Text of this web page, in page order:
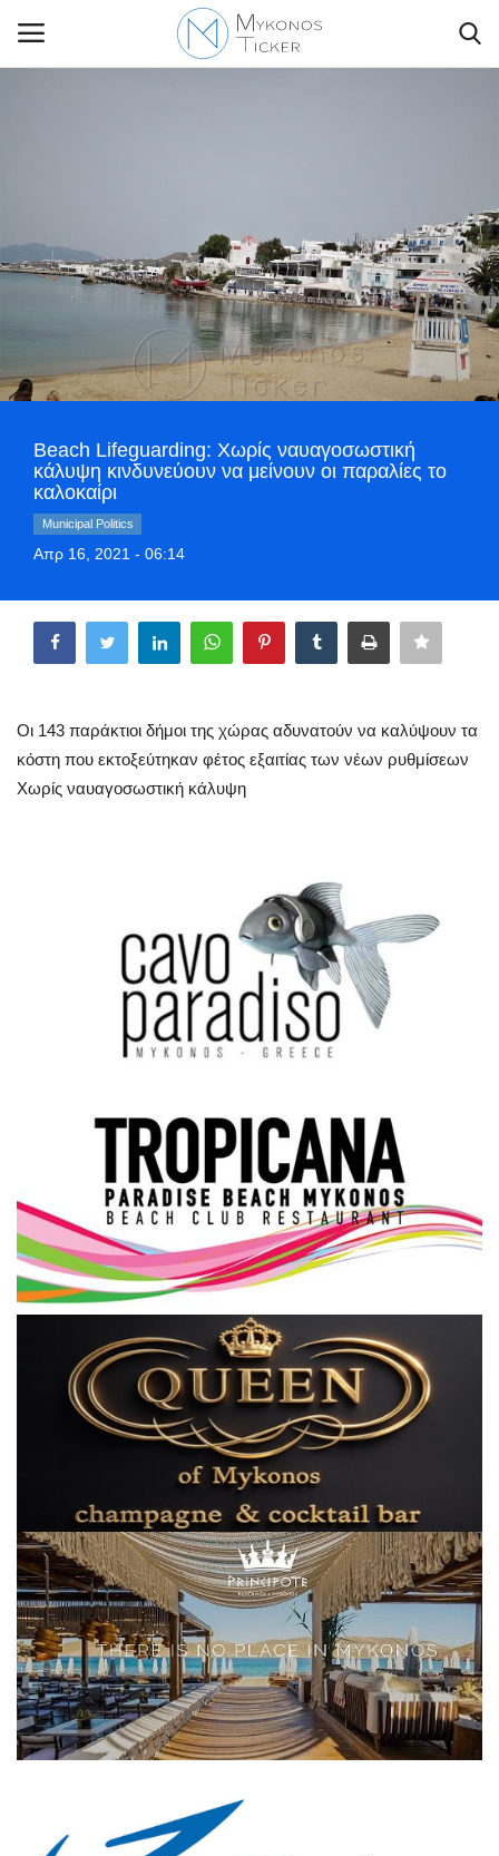
Business
World
Greece
Style Adorés
Arts & Culture
Sport
Science & Tech
Σεβασμιώτατος Δωρόθεος Β’
Cost Of Living Crisis
Opinion + Analysis
L’Art des Sens
All News
Local Elections 2023
Elections 2023
Γλώσσα
Ελληνικά English
Beach Lifeguarding: Χωρίς ναυαγοσωστική
κάλυψη κινδυνεύουν να μείνουν οι παραλίες το
καλοκαίρι
Municipal Politics
Απρ 16, 2021 - 06:14
Οι 143 παράκτιοι δήμοι της χώρας αδυνατούν να καλύψουν τα
κόστη που εκτοξεύτηκαν φέτος εξαιτίας των νέων ρυθμίσεων
Χωρίς ναυαγοσωστική κάλυψη